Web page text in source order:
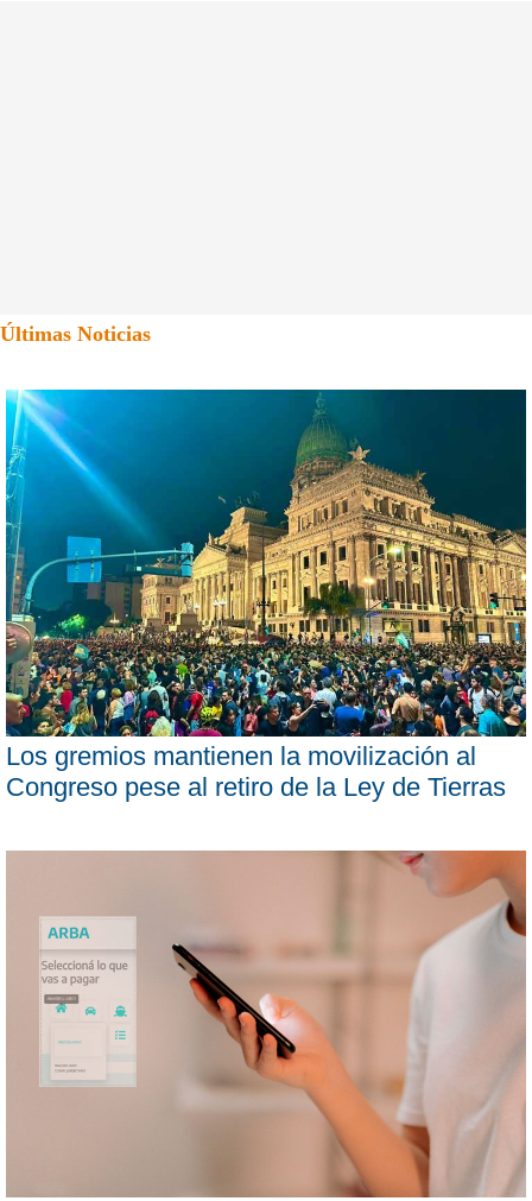
Últimas Noticias
Los gremios mantienen la movilización al
Congreso pese al retiro de la Ley de Tierras